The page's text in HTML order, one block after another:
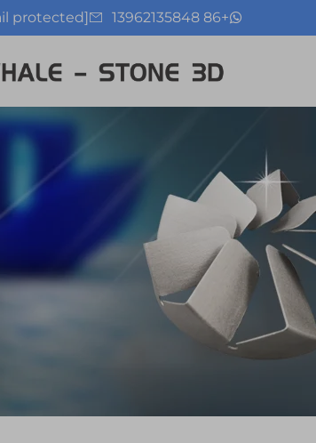
+86 13962135848
[email protected]